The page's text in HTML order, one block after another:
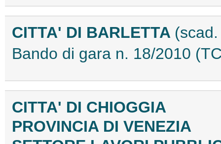
CITTA' DI BARLETTA
Bando di gara n. 18/2010
CITTA' DI CHIOGGIA
PROVINCIA DI VENEZIA